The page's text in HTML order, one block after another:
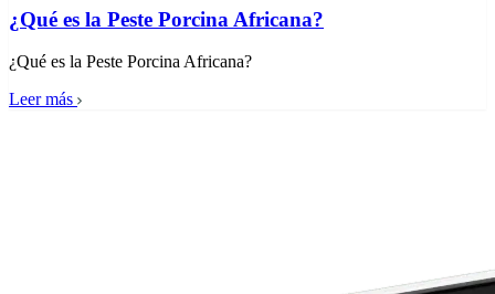
¿Qué es la Peste Porcina Africana?
¿Qué es la Peste Porcina Africana?
Leer más